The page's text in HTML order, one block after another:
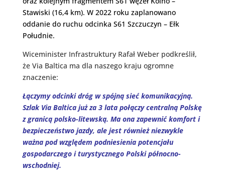
Stawiski (16,4 km). W 2022 roku zaplanowano
oddanie do ruchu odcinka S61 Szczuczyn – Ełk
Południe.
Wiceminister Infrastruktury Rafał Weber podkreślił,
że Via Baltica ma dla naszego kraju ogromne
znaczenie:
Łączymy odcinki dróg w spójną sieć komunikacyjną.
Szlak Via Baltica już za 3 lata połączy centralną Polskę
z granicą polsko-litewską. Ma ona zapewnić komfort i
bezpieczeństwo jazdy, ale jest również niezwykle
ważna pod względem podniesienia potencjału
gospodarczego i turystycznego Polski północno-
wschodniej.